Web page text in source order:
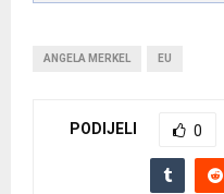
ANGELA MERKEL EU
PODIJELI 0